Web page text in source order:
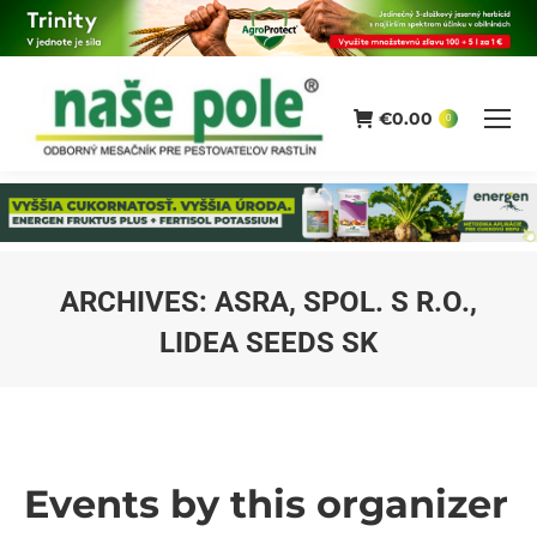
€0.00 0
ARCHIVES: ASRA, SPOL. S R.O.,
LIDEA SEEDS SK
Events by this organizer